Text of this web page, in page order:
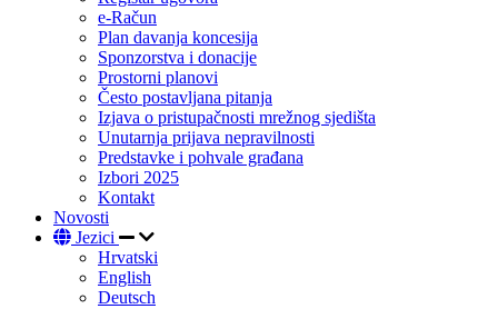
e-Račun
Plan davanja koncesija
Sponzorstva i donacije
Prostorni planovi
Često postavljana pitanja
Izjava o pristupačnosti mrežnog sjedišta
Unutarnja prijava nepravilnosti
Predstavke i pohvale građana
Izbori 2025
Kontakt
Novosti
Jezici
Hrvatski
English
Deutsch